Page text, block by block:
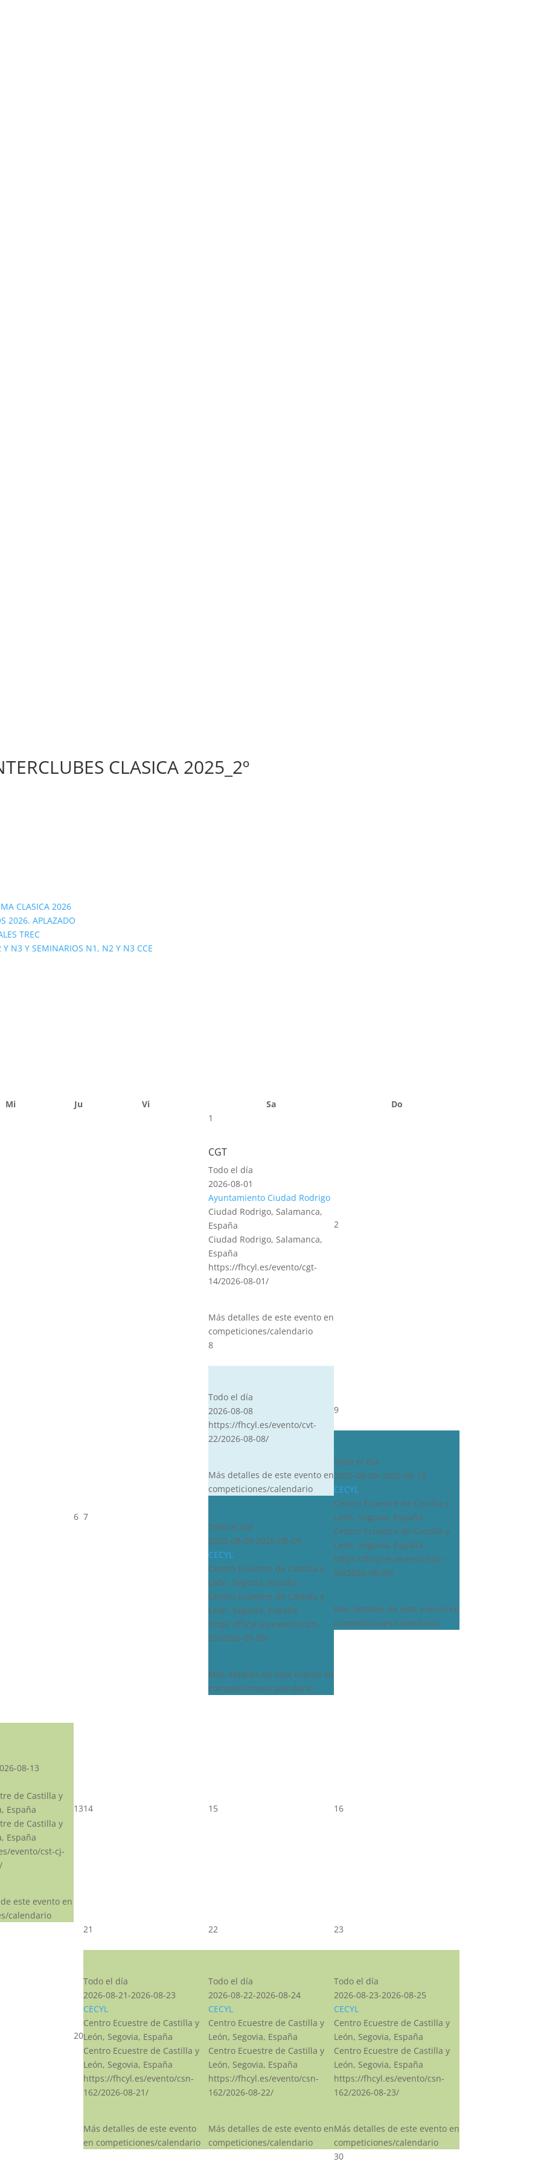
CLASICA 2025_2º
CLASICA 2026
2026. APLAZADO
TREC
N3 Y SEMINARIOS N1, N2 Y N3 CCE
Mi Ju Vi Sa
Do
1
CGT
Todo el día
2026-08-01
Ayuntamiento Ciudad Rodrigo
Ciudad Rodrigo, Salamanca,
España
Ciudad Rodrigo, Salamanca,
España
https://fhcyl.es/evento/cgt-
14/2026-08-01/
Más detalles de este evento en
competiciones/calendario
2
6 7
8
Todo el día
2026-08-08
https://fhcyl.es/evento/cvt-
22/2026-08-08/
Más detalles de este evento en
competiciones/calendario
Todo el día
2026-08-08-2026-08-09
CECYL
Centro Ecuestre de Castilla y
León, Segovia, España
Centro Ecuestre de Castilla y
León, Segovia, España
https://fhcyl.es/evento/cdn-
50/2026-08-08/
Más detalles de este evento en
competiciones/calendario
9
Todo el día
2026-08-09-2026-08-10
CECYL
Centro Ecuestre de Castilla y
León, Segovia, España
Centro Ecuestre de Castilla y
León, Segovia, España
https://fhcyl.es/evento/cdn-
50/2026-08-09/
Más detalles de este evento en
competiciones/calendario
08-13
de Castilla y
España
de Castilla y
España
evento/cst-cj-
este evento en
calendario
1314 15 16
20
21
Todo el día
2026-08-21-2026-08-23
CECYL
Centro Ecuestre de Castilla y
León, Segovia, España
Centro Ecuestre de Castilla y
León, Segovia, España
https://fhcyl.es/evento/csn-
162/2026-08-21/
Más detalles de este evento
en competiciones/calendario
22
Todo el día
2026-08-22-2026-08-24
CECYL
Centro Ecuestre de Castilla y
León, Segovia, España
Centro Ecuestre de Castilla y
León, Segovia, España
https://fhcyl.es/evento/csn-
162/2026-08-22/
Más detalles de este evento en
competiciones/calendario
23
Todo el día
2026-08-23-2026-08-25
CECYL
Centro Ecuestre de Castilla y
León, Segovia, España
Centro Ecuestre de Castilla y
León, Segovia, España
https://fhcyl.es/evento/csn-
162/2026-08-23/
Más detalles de este evento en
competiciones/calendario
30